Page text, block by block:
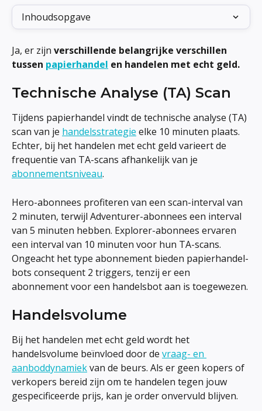
Inhoudsopgave
Ja, er zijn verschillende belangrijke verschillen
tussen papierhandel en handelen met echt geld.
Technische Analyse (TA) Scan
Tijdens papierhandel vindt de technische analyse (TA)
scan van je handelsstrategie elke 10 minuten plaats.
Echter, bij het handelen met echt geld varieert de
frequentie van TA-scans afhankelijk van je
abonnementsniveau.
Hero-abonnees profiteren van een scan-interval van
2 minuten, terwijl Adventurer-abonnees een interval
van 5 minuten hebben. Explorer-abonnees ervaren
een interval van 10 minuten voor hun TA-scans.
Ongeacht het type abonnement bieden papierhandel-
bots consequent 2 triggers, tenzij er een
abonnement voor een handelsbot aan is toegewezen.
Handelsvolume
Bij het handelen met echt geld wordt het
handelsvolume beïnvloed door de vraag- en
aanboddynamiek van de beurs. Als er geen kopers of
verkopers bereid zijn om te handelen tegen jouw
gespecificeerde prijs, kan je order onvervuld blijven.